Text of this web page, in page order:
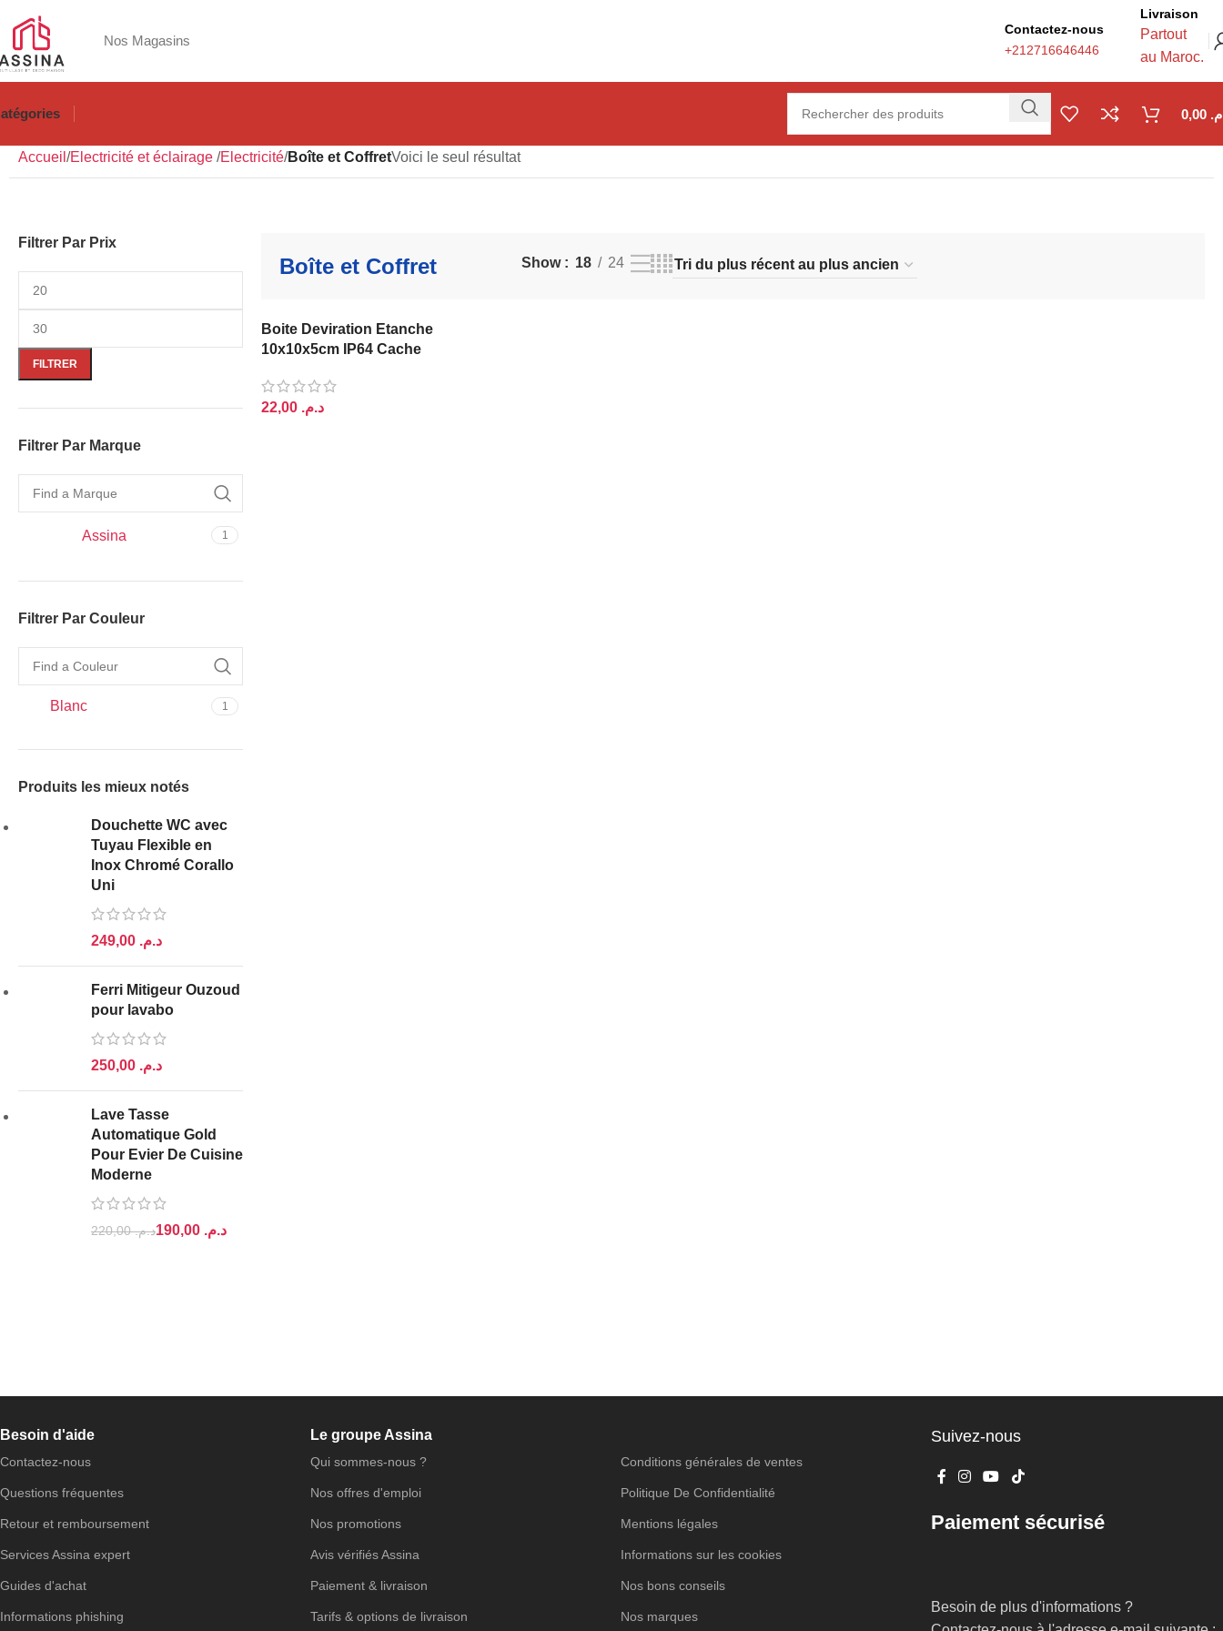
Nos Magasins
Contactez-nous
+212716646446
Livraison
Partout
au Maroc.
Accueil Electricité et éclairage Electricité Boîte et CoffretVoici le seul résultat
Filtrer Par Prix
FILTRER
Filtrer Par Marque
Assina 1
Filtrer Par Couleur
Blanc 1
Produits les mieux notés
Douchette WC avec
Tuyau Flexible en
Inox Chromé Corallo
Uni
د.م.
Ferri Mitigeur Ouzoud
pour lavabo
د.م.
Lave Tasse
Automatique Gold
Pour Evier De Cuisine
Moderne
د.م.220,00 د.م.
Boîte et Coffret Show 18 24
Boite Deviration Etanche
10x10x5cm IP64 Cache
د.م.
Besoin d'aide
Contactez-nous
Questions fréquentes
Retour et remboursement
Services Assina expert
Guides d'achat
Informations phishing
Le groupe Assina
Qui sommes-nous ?
Nos offres d'emploi
Nos promotions
Avis vérifiés Assina
Paiement & livraison
Tarifs & options de livraison
Conditions générales de ventes
Politique De Confidentialité
Mentions légales
Informations sur les cookies
Nos bons conseils
Nos marques
Suivez-nous
Paiement sécurisé
Besoin de plus d'informations ?